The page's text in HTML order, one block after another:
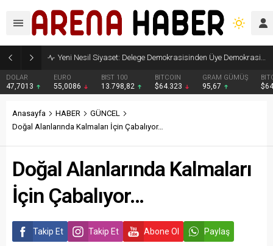
Yeni Nesil Siyaset: Delege Demokrasisinden Üye Demokrasisine
DOLAR
47,7013
EURO
55,0086
BIST 100
13.798,82
BITCOIN
$64.323
GRAM GÜMÜŞ
95,67
Anasayfa HABER
GÜNCEL
Doğal Alanlarında Kalmaları İçin Çabalıyor…
Doğal Alanlarında Kalmaları
İçin Çabalıyor…
Takip Et Takip Et Abone Ol Paylaş